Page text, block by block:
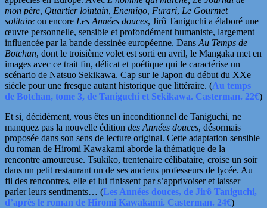
mon père, Quartier lointain, Enemigo, Furari, Le Gourmet
solitaire ou encore Les Années douces, Jirô Taniguchi a élaboré une
œuvre personnelle, sensible et profondément humaniste, largement
influencée par la bande dessinée européenne. Dans Au Temps de
Botchan, dont le troisième volet est sorti en avril, le Mangaka met en
images avec ce trait fin, délicat et poétique qui le caractérise un
scénario de Natsuo Sekikawa. Cap sur le Japon du début du XXe
siècle pour une fresque autant historique que littéraire. (Au temps
de Botchan, tome 3, de Taniguchi et Sekikawa. Casterman. 22€)
Et si, décidément, vous êtes un inconditionnel de Taniguchi, ne
manquez pas la nouvelle édition des Années douces, désormais
proposée dans son sens de lecture original. Cette adaptation sensible
du roman de Hiromi Kawakami aborde la thématique de la
rencontre amoureuse. Tsukiko, trentenaire célibataire, croise un soir
dans un petit restaurant un de ses anciens professeurs de lycée. Au
fil des rencontres, elle et lui finissent par s’apprivoiser et laisser
parler leurs sentiments… (Les Années douces, de Jirô Taniguchi,
d’après le roman de Hiromi Kawakami. Casterman. 24€)